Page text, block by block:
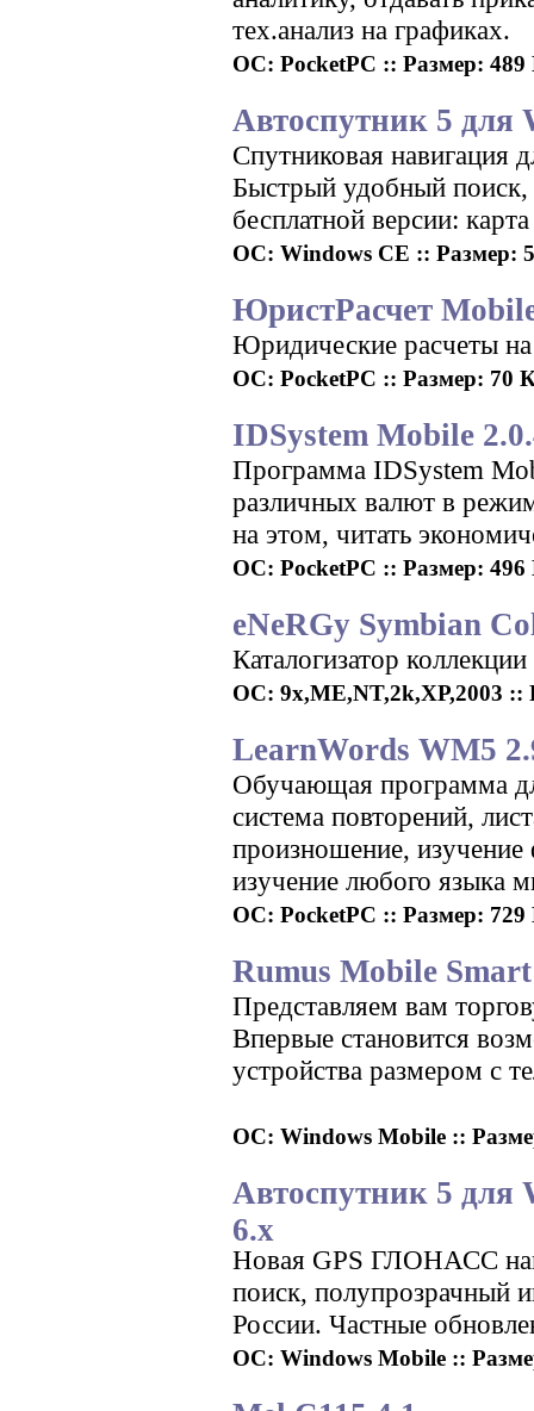
тех.анализ на графиках.
ОС: PocketPC :: Размер: 489
Автоспутник 5 для
Спутниковая навигация
Быстрый удобный
бесплатной версии:
ОС: Windows CE :: Размер:
ЮристРасчет
Юридические расчеты
ОС: PocketPC :: Размер: 70
IDSystem Mobile
Программа IDSystem
различных валют в
на этом, читать
ОС: PocketPC :: Размер: 496
eNeRGy Symbian
Каталогизатор
ОС: 9x,ME,NT,2k,XP,2003 ::
LearnWords WM5
Обучающая программа
система повторений,
произношение, изучение
изучение любого языка
ОС: PocketPC :: Размер: 729
Rumus Mobile
Представляем вам
Впервые становится
устройства размером с
ОС: Windows Mobile ::
Автоспутник 5 для
6.x
Новая GPS ГЛОНАСС
поиск, полупрозрачный
России. Частные
ОС: Windows Mobile ::